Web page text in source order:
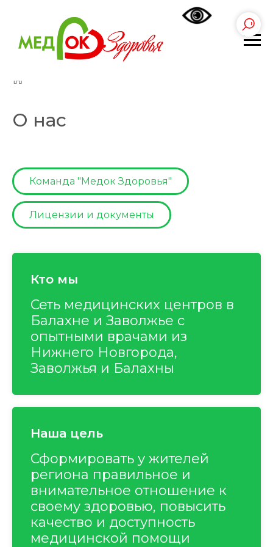
О нас
Команда "Медок Здоровья"
Лицензии и документы
Кто мы
Сеть медицинских центров в
Балахне и Заволжье с
опытными врачами из
Нижнего Новгорода,
Заволжья и Балахны
Наша цель
Сформировать у жителей
региона правильное и
внимательное отношение к
своему здоровью, повысить
качество и доступность
медицинской помощи